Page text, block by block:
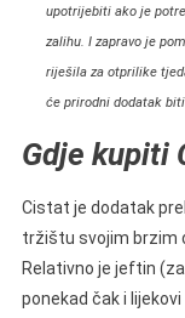
upotrijebiti ako je
zalihu. I zapravo je
riješila za otprilike
će prirodni dodatak
Gdje kupiti
Cistat je dodatak
tržištu svojim brzim
Relativno je jeftin
ponekad čak i